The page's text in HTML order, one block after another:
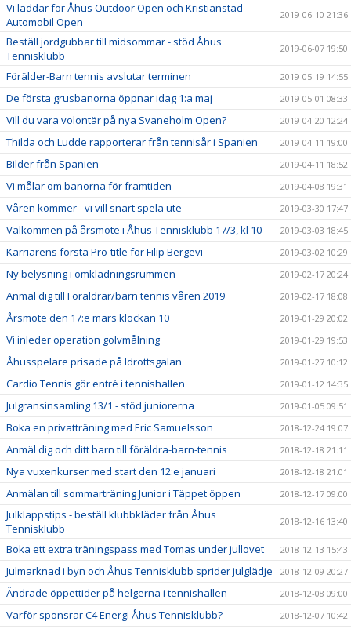
Vi laddar för Åhus Outdoor Open och Kristianstad
Automobil Open
2019-06-10 21:36
Beställ jordgubbar till midsommar - stöd Åhus
Tennisklubb
2019-06-07 19:50
Förälder-Barn tennis avslutar terminen 2019-05-19 14:55
De första grusbanorna öppnar idag 1:a maj 2019-05-01 08:33
Vill du vara volontär på nya Svaneholm Open? 2019-04-20 12:24
Thilda och Ludde rapporterar från tennisår i Spanien 2019-04-11 19:00
Bilder från Spanien 2019-04-11 18:52
Vi målar om banorna för framtiden 2019-04-08 19:31
Våren kommer - vi vill snart spela ute 2019-03-30 17:47
Välkommen på årsmöte i Åhus Tennisklubb 17/3, kl 10 2019-03-03 18:45
Karriärens första Pro-title för Filip Bergevi 2019-03-02 10:29
Ny belysning i omklädningsrummen 2019-02-17 20:24
Anmäl dig till Föräldrar/barn tennis våren 2019 2019-02-17 18:08
Årsmöte den 17:e mars klockan 10 2019-01-29 20:02
Vi inleder operation golvmålning 2019-01-29 19:53
Åhusspelare prisade på Idrottsgalan 2019-01-27 10:12
Cardio Tennis gör entré i tennishallen 2019-01-12 14:35
Julgransinsamling 13/1 - stöd juniorerna 2019-01-05 09:51
Boka en privatträning med Eric Samuelsson 2018-12-24 19:07
Anmäl dig och ditt barn till föräldra-barn-tennis 2018-12-18 21:11
Nya vuxenkurser med start den 12:e januari 2018-12-18 21:01
Anmälan till sommarträning Junior i Täppet öppen 2018-12-17 09:00
Julklappstips - beställ klubbkläder från Åhus
Tennisklubb
2018-12-16 13:40
Boka ett extra träningspass med Tomas under jullovet 2018-12-13 15:43
Julmarknad i byn och Åhus Tennisklubb sprider julglädje 2018-12-09 20:27
Ändrade öppettider på helgerna i tennishallen 2018-12-08 09:00
Varför sponsrar C4 Energi Åhus Tennisklubb? 2018-12-07 10:42